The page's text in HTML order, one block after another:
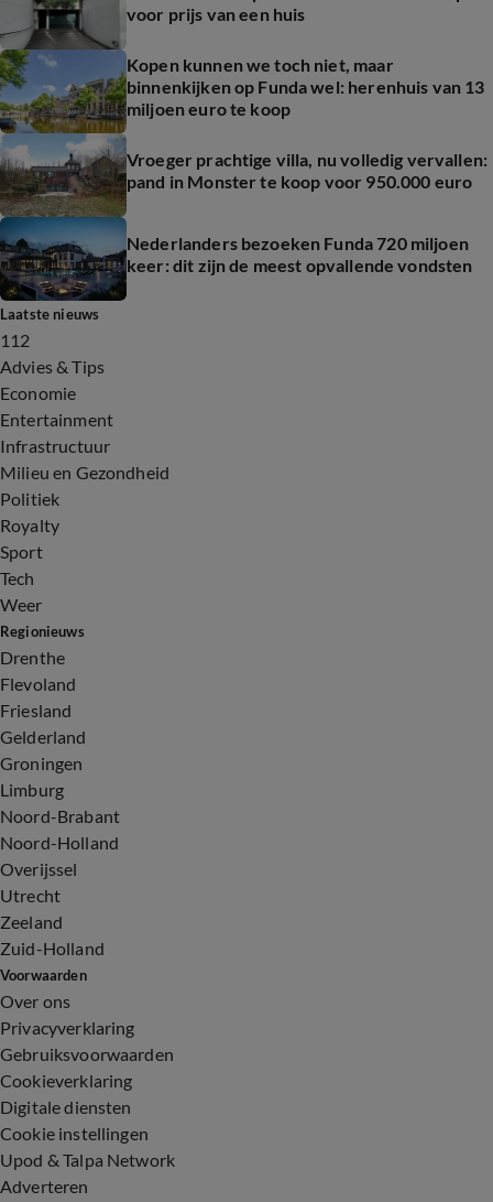
voor prijs van een huis
Kopen kunnen we toch niet, maar
binnenkijken op Funda wel: herenhuis van 13
miljoen euro te koop
Vroeger prachtige villa, nu volledig vervallen:
pand in Monster te koop voor 950.000 euro
Nederlanders bezoeken Funda 720 miljoen
keer: dit zijn de meest opvallende vondsten
Laatste nieuws
112
Advies & Tips
Economie
Entertainment
Infrastructuur
Milieu en Gezondheid
Politiek
Royalty
Sport
Tech
Weer
Regionieuws
Drenthe
Flevoland
Friesland
Gelderland
Groningen
Limburg
Noord-Brabant
Noord-Holland
Overijssel
Utrecht
Zeeland
Zuid-Holland
Voorwaarden
Over ons
Privacyverklaring
Gebruiksvoorwaarden
Cookieverklaring
Digitale diensten
Cookie instellingen
Upod & Talpa Network
Adverteren